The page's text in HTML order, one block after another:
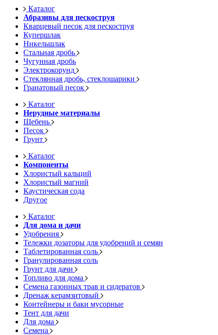
Каталог
Абразивы для пескоструя
Кварцевый песок для пескоструя
Купершлак
Никельшлак
Стальная дробь
Чугунная дробь
Электрокорунд
Стеклянная дробь, стеклошарики
Гранатовый песок
Каталог
Нерудные материалы
Щебень
Песок
Грунт
Каталог
Компоненты
Хлористый кальций
Хлористый магний
Каустическая сода
Другое
Каталог
Для дома и дачи
Удобрения
Тележки дозаторы для удобрений и семян
Таблетированная соль
Гранулированная соль
Грунт для дачи
Топливо для дома
Семена газонных трав и сидератов
Дренаж керамзитовый
Контейнеры и баки мусорные
Тент для дачи
Для дома
Семена